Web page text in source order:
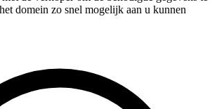
domein zo snel mogelijk aan u kunnen